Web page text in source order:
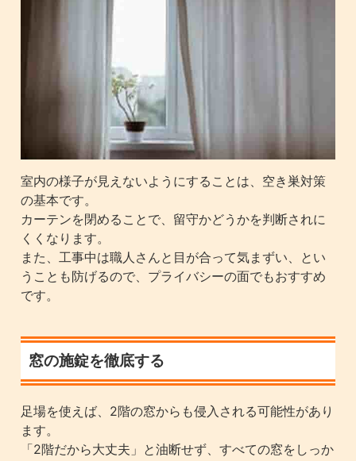
室内の様子が見えないようにすることは、空き巣対策
の基本です。
カーテンを閉めることで、留守かどうかを判断されに
くくなります。
また、工事中は職人さんと目が合って気まずい、とい
うことも防げるので、プライバシーの面でもおすすめ
です。
窓の施錠を徹底する
足場を使えば、2階の窓からも侵入される可能性があり
ます。
「2階だから大丈夫」と油断せず、すべての窓をしっか